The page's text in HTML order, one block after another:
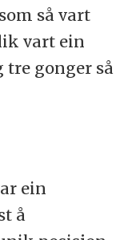
så vart
vart ein
tre gonger så
ein
å